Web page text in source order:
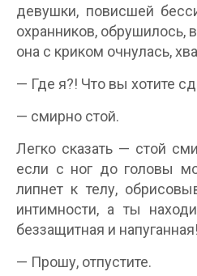
девушки, повисшей
охранников, обрушилось,
она с криком очнулась,
— Где я?! Что вы хотите
— смирно стой.
Легко сказать — стой
если с ног до головы
липнет к телу,
интимности, а ты
беззащитная и напуганная!
— Прошу, отпустите.